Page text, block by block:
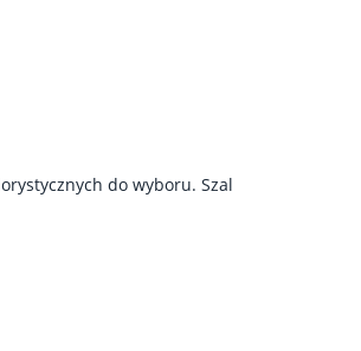
do wyboru. Szal